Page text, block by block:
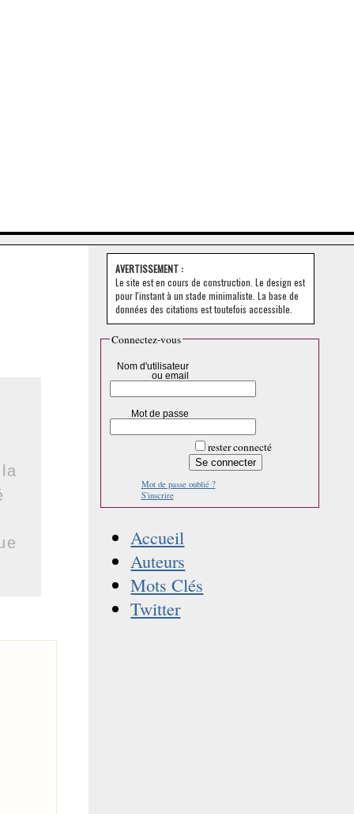
AVERTISSEMENT :
Le site est en cours de construction. Le design est
pour l'instant à un stade minimaliste. La base de
données des citations est toutefois accessible.
Connectez-vous
Nom d'utilisateur
ou email
Mot de passe
rester connecté
Mot de passe oublié ?
S'inscrire
Accueil
Auteurs
Mots Clés
Twitter